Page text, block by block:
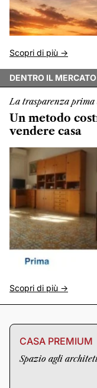
Scopri di più ->
DENTRO IL
La trasparenza
Un metodo
vendere casa
Scopri di più ->
CASA PREMIUM
Spazio agli